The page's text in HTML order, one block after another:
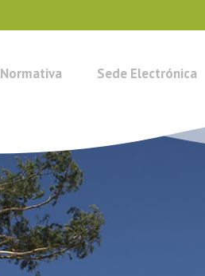
Normativa Sede Electrónica